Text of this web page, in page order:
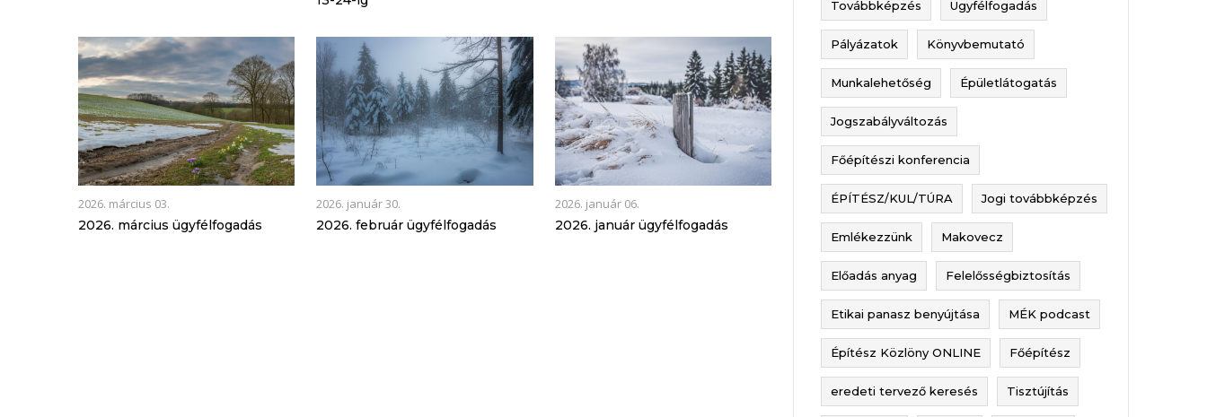
2026. március 03.
2026. március ügyfélfogadás
2026. január 30.
2026. február ügyfélfogadás
2026. január 06.
2026. január ügyfélfogadás
Továbbképzés Ügyfélfogadás
Pályázatok Könyvbemutató
Munkalehetőség Épületlátogatás
Jogszabályváltozás
Főépítészi konferencia
ÉPÍTÉSZ/KUL/TÚRA Jogi továbbképzés
Emlékezzünk Makovecz
Előadás anyag Felelősségbiztosítás
Etikai panasz benyújtása MÉK podcast
Építész Közlöny ONLINE Főépítész
eredeti tervező keresés Tisztújítás